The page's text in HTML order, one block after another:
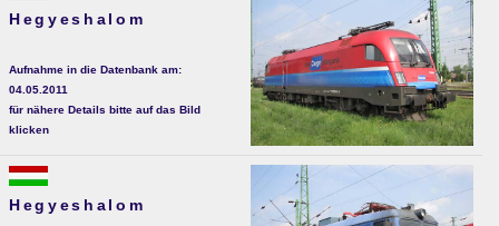
Hegyeshalom
Aufnahme in die Datenbank am:
04.05.2011
für nähere Details bitte auf das Bild
klicken
Hegyeshalom